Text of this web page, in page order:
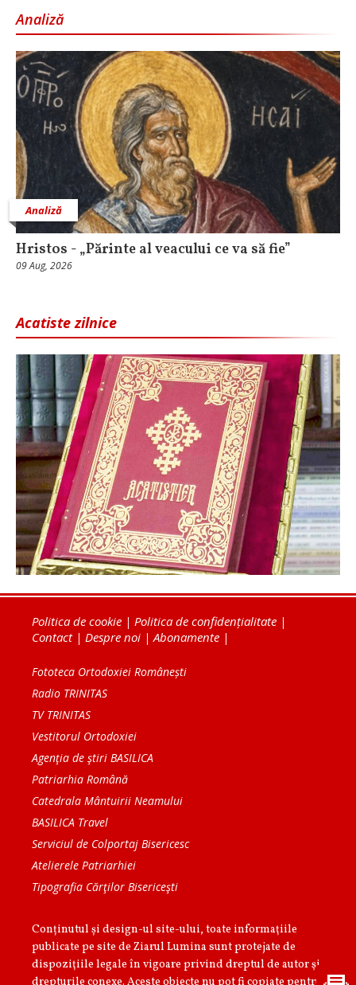
Analiză
Analiză
Hristos - „Părinte al veacului ce va să fie”
09 Aug, 2026
Acatiste zilnice
Politica de cookie | Politica de confidențialitate |
Contact| Despre noi |Abonamente |
Fototeca Ortodoxiei Românești
Radio TRINITAS
TV TRINITAS
Vestitorul Ortodoxiei
Agenţia de ştiri BASILICA
Patriarhia Română
Catedrala Mântuirii Neamului
BASILICA Travel
Serviciul de Colportaj Bisericesc
Atelierele Patriarhiei
Tipografia Cărţilor Bisericeşti
Conținutul și design-ul site-ului, toate informaţiile
publicate pe site de Ziarul Lumina sunt protejate de
dispoziţiile legale în vigoare privind dreptul de autor şi